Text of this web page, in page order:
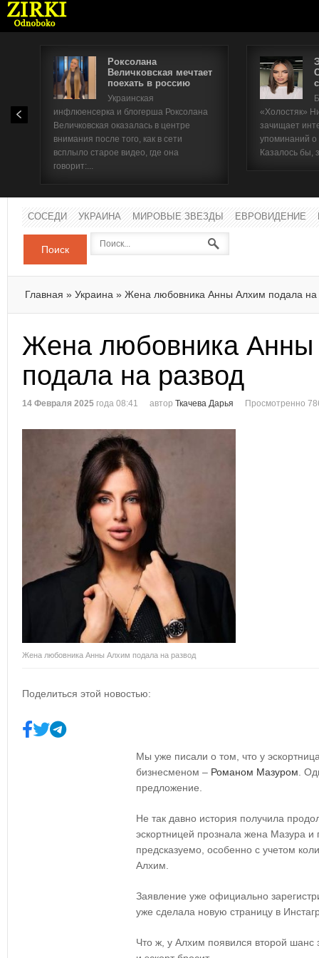
Роксолана
Величковская мечтает
поехать в россию
Украинская
инфлюенсерка и блогерша Роксолана
Величковская оказалась в центре
внимания после того, как в сети
всплыло старое видео, где она
говорит:...
«Холостяк»
зачищает
упоминаний
Казалось бы,
СОСЕДИ УКРАИНА МИРОВЫЕ ЗВЕЗДЫ ЕВРОВИДЕНИЕ
Поиск
Главная » Украина » Жена любовника Анны Алхим подала на
Жена любовника
подала на развод
14 Февраля 2025 года 08:41 автор Ткачева Дарья Просмотренно
Жена любовника Анны Алхим подала на развод
Поделиться этой новостью:
Мы уже писали о том, что у
бизнесменом – Романом Мазуром .
предложение.
Не так давно история получила
эскортницей прознала жена Мазура
предсказуемо, особенно с учетом
Алхим.
Заявление уже официально
уже сделала новую страницу в
Что ж, у Алхим появился второй
Имя